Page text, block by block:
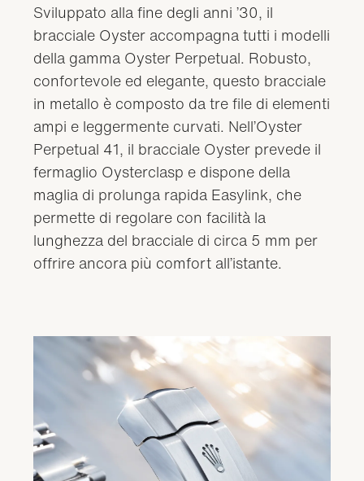
Sviluppato alla fine degli anni ’30, il
bracciale Oyster accompagna tutti i modelli
della gamma Oyster Perpetual. Robusto,
confortevole ed elegante, questo bracciale
in metallo è composto da tre file di elementi
ampi e leggermente curvati. Nell’Oyster
Perpetual 41, il bracciale Oyster prevede il
fermaglio Oysterclasp e dispone della
maglia di prolunga rapida Easylink, che
permette di regolare con facilità la
lunghezza del bracciale di circa 5 mm per
offrire ancora più comfort all’istante.